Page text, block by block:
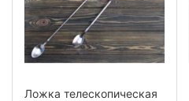
Ложка телескопическая